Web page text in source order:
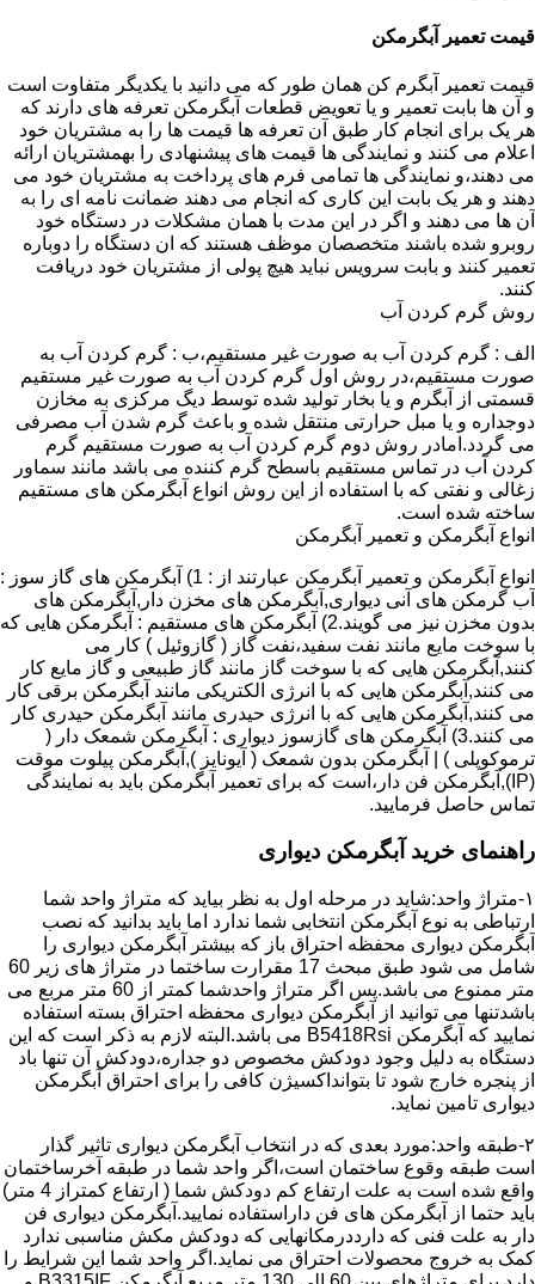
قیمت تعمیر آبگرمکن
قیمت تعمیر آبگرم کن همان طور که می دانید با یکدیگر متفاوت است
و آن ها بابت تعمیر و یا تعویض قطعات آبگرمکن تعرفه های دارند که
هر یک برای انجام کار طبق آن تعرفه ها قیمت ها را به مشتریان خود
اعلام می کنند و نمایندگی ها قیمت های پیشنهادی را بهمشتریان ارائه
می دهند،و نمایندگی ها تمامی فرم های پرداخت به مشتریان خود می
دهند و هر یک بابت این کاری که انجام می دهند ضمانت نامه ای را به
آن ها می دهند و اگر در این مدت با همان مشکلات در دستگاه خود
روبرو شده باشند متخصصان موظف هستند که ان دستگاه را دوباره
تعمیر کنند و بابت سرویس نباید هیچ پولی از مشتریان خود دریافت
کنند.
روش گرم کردن آب
الف : گرم کردن آب به صورت غیر مستقیم،ب : گرم کردن آب به
صورت مستقیم،در روش اول گرم کردن آب به صورت غیر مستقیم
قسمتی از آبگرم و یا بخار تولید شده توسط دیگ مرکزی به مخازن
دوجداره و یا مبل حرارتی منتقل شده و باعث گرم شدن آب مصرفی
می گردد.امادر روش دوم گرم کردن آب به صورت مستقیم گرم
کردن آب در تماس مستقیم باسطح گرم کننده می باشد مانند سماور
زغالی و نفتی که با استفاده از این روش انواع آبگرمکن های مستقیم
ساخته شده است.
انواع آبگرمکن و تعمیر آبگرمکن
انواع آبگرمکن و تعمیر آبگرمکن عبارتند از : 1) آبگرمکن های گاز سوز :
آب گرمکن های آنی دیواری,آبگرمکن های مخزن دار,آبگرمکن های
بدون مخزن نیز می گویند.2) آبگرمکن های مستقیم : آبگرمکن هایی که
با سوخت مایع مانند نفت سفید،نفت گاز ( گازوئیل ) کار می
کنند,آبگرمکن هایی که با سوخت گاز مانند گاز طبیعی و گاز مایع کار
می کنند,آبگرمکن هایی که با انرژی الکتریکی مانند آبگرمکن برقی کار
می کنند,آبگرمکن هایی که با انرژی حیدری مانند آبگرمکن حیدری کار
می کنند.3) آبگرمکن های گازسوز دیواری : آبگرمکن شمعک دار (
ترموکوپلی ) | آبگرمکن بدون شمعک ( آیونایز ),آبگرمکن پیلوت موقت
(IP),آبگرمکن فن دار،است که برای تعمیر آبگرمکن باید به نمایندگی
تماس حاصل فرمایید.
راهنمای خرید آبگرمکن دیواری
۱-متراژ واحد:شاید در مرحله اول به نظر بیاید که متراژ واحد شما
ارتباطی به نوع آبگرمکن انتخابی شما ندارد اما باید بدانید که نصب
آبگرمکن دیواری محفظه احتراق باز که بیشتر آبگرمکن دیواری را
شامل می شود طبق مبحث 17 مقرارت ساختما در متراژ های زیر 60
متر ممنوع می باشد.پس اگر متراژ واحدشما کمتر از 60 متر مربع می
باشدتنها می توانید از آبگرمکن دیواری محفظه احتراق بسته استفاده
نمایید که آبگرمکن B5418Rsi می باشد.البته لازم به ذکر است که این
دستگاه به دلیل وجود دودکش مخصوص دو جداره،دودکش آن تنها باد
از پنجره خارج شود تا بتوانداکسیژن کافی را برای احتراق آبگرمکن
دیواری تامین نماید.
۲-طبقه واحد:مورد بعدی که در انتخاب آبگرمکن دیواری تاثیر گذار
است طبقه وقوع ساختمان است،اگر واحد شما در طبقه آخرساختمان
واقع شده است به علت ارتفاع کم دودکش شما ( ارتفاع کمتراز 4 متر)
باید حتما از آبگرمکن های فن داراستفاده نمایید.آبگرمکن دیواری فن
دار به علت فنی که دارددرمکانهایی که دودکش مکش مناسبی ندارد
کمک به خروج محصولات احتراق می نماید.اگر واحد شما این شرایط را